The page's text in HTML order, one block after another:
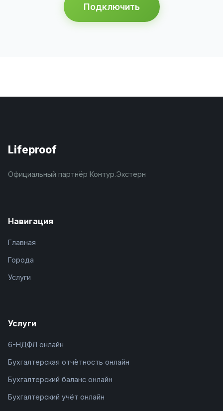
Подключить
Lifeproof
Официальный партнёр Контур.Экстерн
Навигация
Главная
Города
Услуги
Услуги
6-НДФЛ онлайн
Бухгалтерская отчётность онлайн
Бухгалтерский баланс онлайн
Бухгалтерский учёт онлайн